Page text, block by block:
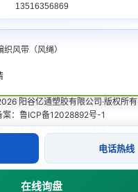
13516356869
风带（风绳）
电话热线
在线询盘
阳谷亿通塑胶有限公司·版权所有
案：鲁ICP备12028892号-1
公网安备37152102000159